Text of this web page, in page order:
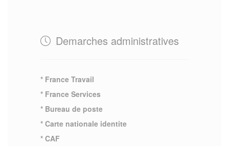
Demarches administratives
* France Travail
* France Services
* Bureau de poste
* Carte nationale identite
* CAF